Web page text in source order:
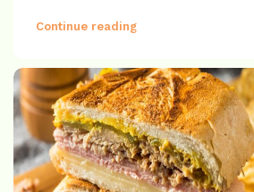
Continue reading